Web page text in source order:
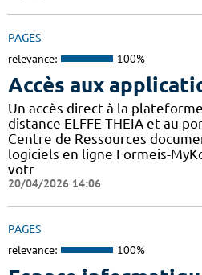
PAGES
relevance: 100%
Accès aux
Un accès direct à la
distance ELFFE THEIA et au
Centre de Ressources
logiciels en ligne Formeis-
votr
20/04/2026 14:06
PAGES
relevance: 100%